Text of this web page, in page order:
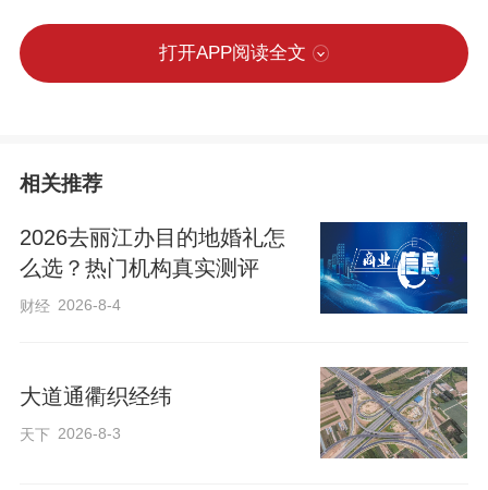
全散去，青龙大森店生态农业开发有限公
司董事长鲍承安已经发动了车子，副驾驶
县70余家会员单位的代表，正从板栗合作
社、家庭农场、食品工坊、旅行社、酒店
民宿中走出，向着同一个地点会聚。他们
——在“十五五”规划开局之年，青龙文旅产
业从自发成长走向协同共进的关键节点。
打开APP阅读全文
相关推荐
2026去丽江办目的地婚礼怎
么选？热门机构真实测评
财经 2026-8-4
大道通衢织经纬
天下 2026-8-3